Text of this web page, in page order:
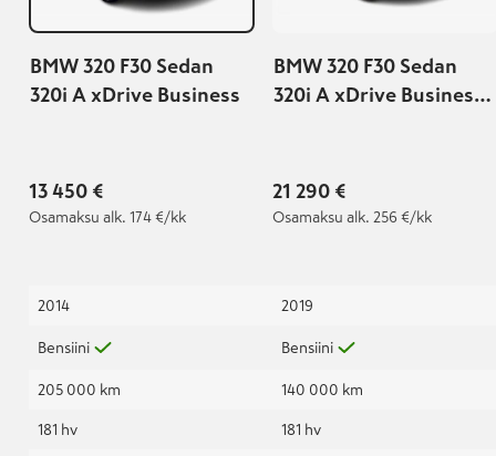
BMW 320 F30 Sedan
320i A xDrive Business
13 450 €
Osamaksu alk. 174 €/kk
2014
Bensiini
205 000 km
181 hv
BMW 320 F30 Sedan
320i A xDrive Business
21 290 €
Osamaksu alk. 256 €/kk
2019
Bensiini
140 000 km
181 hv